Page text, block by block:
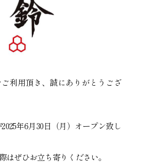
利用頂き、誠にありがとうござ
年6月30日（月）オープン致し
はぜひお立ち寄りください。